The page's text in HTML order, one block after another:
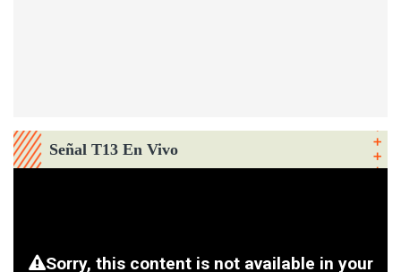
Señal T13 En Vivo